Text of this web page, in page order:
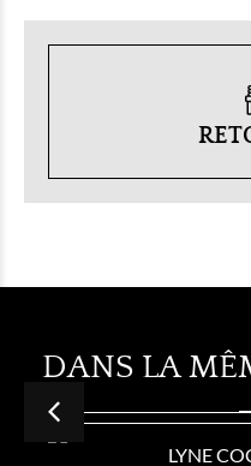
DANS LA
LYNE